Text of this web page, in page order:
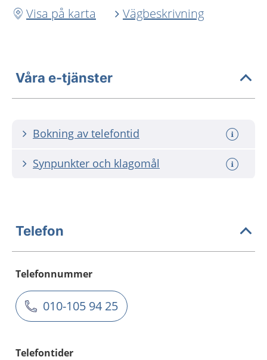
Visa på karta
Vägbeskrivning
Våra e-tjänster
Bokning av telefontid
Synpunkter och klagomål
Telefon
Telefonnummer
010-105 94 25
Telefontider